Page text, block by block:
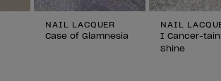
NAIL LACQUER
Case of Glamnesia
NAIL
I Cancer-
Shine